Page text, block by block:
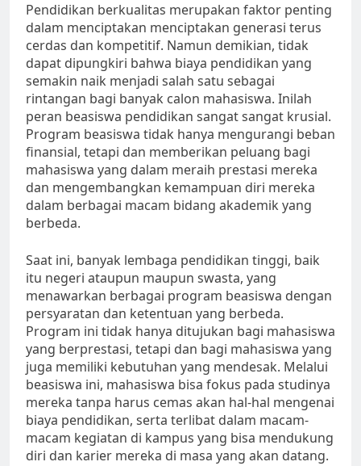
Pendidikan berkualitas merupakan faktor penting
dalam menciptakan menciptakan generasi terus
cerdas dan kompetitif. Namun demikian, tidak
dapat dipungkiri bahwa biaya pendidikan yang
semakin naik menjadi salah satu sebagai
rintangan bagi banyak calon mahasiswa. Inilah
peran beasiswa pendidikan sangat sangat krusial.
Program beasiswa tidak hanya mengurangi beban
finansial, tetapi dan memberikan peluang bagi
mahasiswa yang dalam meraih prestasi mereka
dan mengembangkan kemampuan diri mereka
dalam berbagai macam bidang akademik yang
berbeda.
Saat ini, banyak lembaga pendidikan tinggi, baik
itu negeri ataupun maupun swasta, yang
menawarkan berbagai program beasiswa dengan
persyaratan dan ketentuan yang berbeda.
Program ini tidak hanya ditujukan bagi mahasiswa
yang berprestasi, tetapi dan bagi mahasiswa yang
juga memiliki kebutuhan yang mendesak. Melalui
beasiswa ini, mahasiswa bisa fokus pada studinya
mereka tanpa harus cemas akan hal-hal mengenai
biaya pendidikan, serta terlibat dalam macam-
macam kegiatan di kampus yang bisa mendukung
diri dan karier mereka di masa yang akan datang.